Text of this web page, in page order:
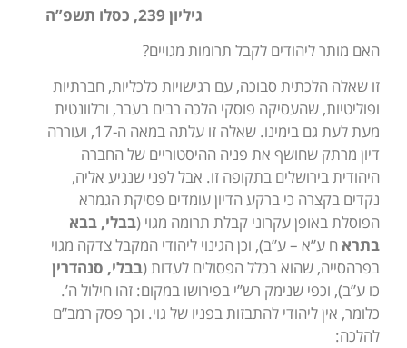
גיליון 239, כסלו תשפ”ה
האם מותר ליהודים לקבל תרומות מגויים?
זו שאלה הלכתית סבוכה, עם רגישויות כלכליות, חברתיות
ופוליטיות, שהעסיקה פוסקי הלכה רבים בעבר, ורלוונטית
מעת לעת גם בימינו. שאלה זו עלתה במאה ה-17, ועוררה
דיון מרתק שחושף את פניה ההיסטוריים של החברה
היהודית בירושלים בתקופה זו. אבל לפני שנגיע אליה,
נקדים בקצרה כי ברקע הדיון עומדים פסיקת הגמרא
הפוסלת באופן עקרוני קבלת תרומה מגוי (בבלי, בבא
בתרא ח ע”א – ע”ב), וכן הגינוי ליהודי המקבל צדקה מגוי
בפרהסייה, שהוא בכלל הפסולים לעדות (בבלי, סנהדרין
כו ע”ב), וכפי שנימק רש”י בפירושו במקום: זהו חילול ה’.
כלומר, אין ליהודי להתבזות בפניו של גוי. וכך פסק רמב”ם
להלכה: